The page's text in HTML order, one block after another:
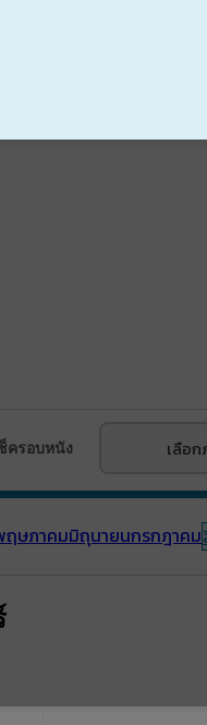
ครอบหนัง เลือ
ษภาคมมิถุนายนกรกฎาคม